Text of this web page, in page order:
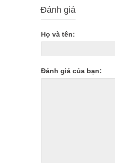
Đánh giá
Họ và tên:
Đánh giá của bạn: